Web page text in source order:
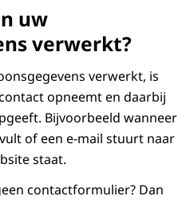
uw
verwerkt?
verwerkt, is
opneemt en daarbij
Bijvoorbeeld wanneer
of een e-mail stuurt naar
staat.
contactformulier? Dan